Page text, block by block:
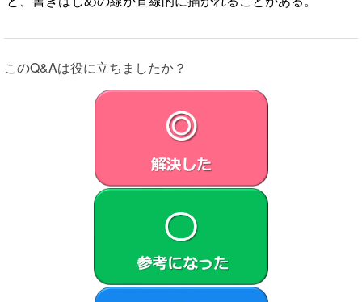
ェアは、本契約の条件に従いVAIOからお客さまに対して使
産権はお客さまに移転いたしません。
第2条 （使用権）
VAIOは、許諾ソフトウェアの非独占的な使用権をお客
本契約によって生ずる許諾ソフトウェアの使用権とは、
を使用する権利をいいます。
本契約に別途の定めのある場合を除き、お客さまは、許
諾ソフトウェアの全部または一部を複製、複写したり、
これに対する修正、追加等の改変をすることができませ
ん。本製品に同梱されているシステムリカバリーメディ
ア、アプリケーションリカバリーメディアまたは、お客
さまが作成したシステムリカバリーメディア（以下併せ
てリカバリーメディアとします）は、本製品に同梱され
このQ&Aは役に立ちましたか？